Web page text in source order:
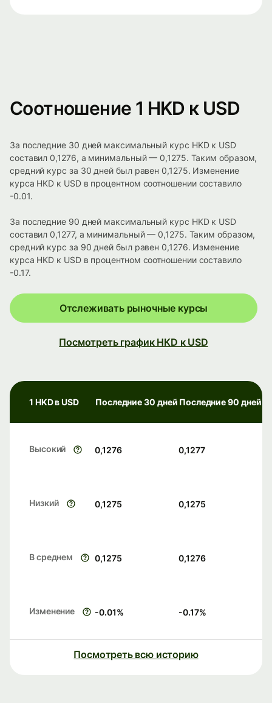
Соотношение 1 HKD к USD
За последние 30 дней максимальный курс HKD к USD
составил 0,1276, а минимальный — 0,1275. Таким образом,
средний курс за 30 дней был равен 0,1275. Изменение
курса HKD к USD в процентном соотношении составило
-0.01.
За последние 90 дней максимальный курс HKD к USD
составил 0,1277, а минимальный — 0,1275. Таким образом,
средний курс за 90 дней был равен 0,1276. Изменение
курса HKD к USD в процентном соотношении составило
-0.17.
Отслеживать рыночные курсы
Посмотреть график HKD к USD
1 HKD в USD Последние 30 дней Последние 90 дней
Высокий 0,1276 0,1277
Низкий 0,1275 0,1275
В среднем 0,1275 0,1276
Изменение -0.01% -0.17%
Посмотреть всю историю